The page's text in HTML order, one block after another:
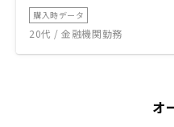
購入時データ
20代 / 金融機関勤務
オ